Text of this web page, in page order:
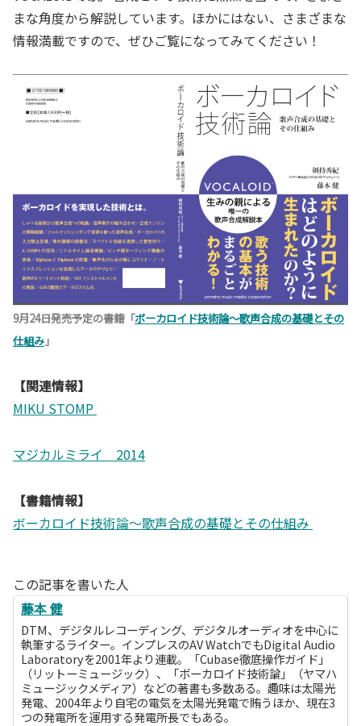
まな角度から解説しています。ほかにはない、さまざまな
情報満載ですので、ぜひご覧になってみてください！
9月24日発売予定の書籍「ボーカロイド技術論～歌声合成の基礎とその
仕組み」
【関連情報】
MIKU STOMP
マジカルミライ 2014
【書籍情報】
ボーカロイド技術論～歌声合成の基礎とその仕組み
この記事を書いた人
藤本 健
DTM、デジタルレコーディング、デジタルオーディオを中心に
執筆するライター。インプレスのAV WatchでもDigital Audio
Laboratoryを2001年より連載。「Cubase徹底操作ガイド」
（リットーミュージック）、「ボーカロイド技術論」（ヤマハ
ミュージックメディア）などの著書も多数ある。趣味は太陽光
発電、2004年より自宅の電気を太陽光発電で賄うほか、現在3
つの発電所を運用する発電所長でもある。